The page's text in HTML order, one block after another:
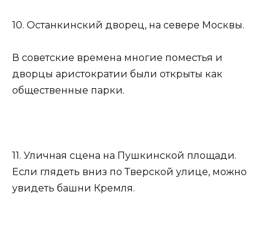
10. Останкинский дворец, на севере Москвы.
В советские времена многие поместья и
дворцы аристократии были открыты как
общественные парки.
11. Уличная сцена на Пушкинской площади.
Если глядеть вниз по Тверской улице, можно
увидеть башни Кремля.